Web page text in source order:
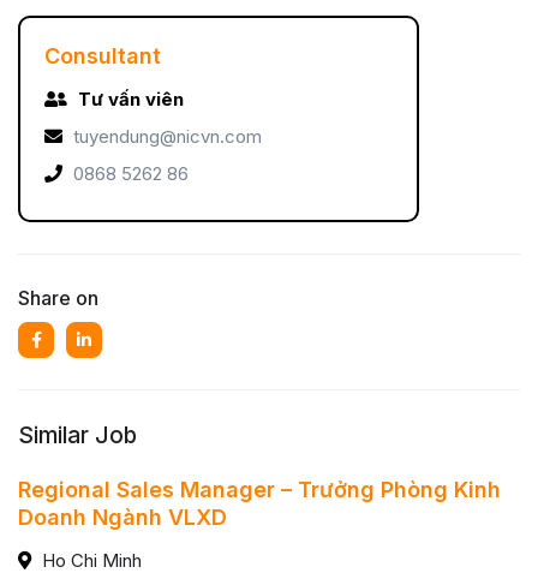
Consultant
Tư vấn viên
tuyendung@nicvn.com
0868 5262 86
Share on
Similar Job
Regional Sales Manager – Trưởng Phòng Kinh
Doanh Ngành VLXD
Ho Chi Minh